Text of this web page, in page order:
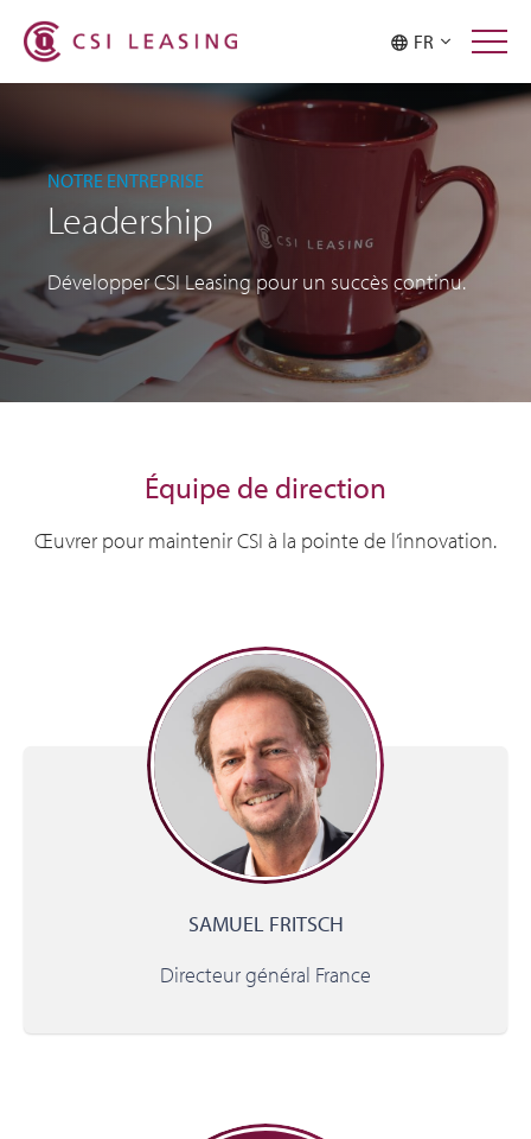
FR
NOTRE ENTREPRISE
Leadership
Développer CSI Leasing pour un succès continu.
Équipe de direction
Œuvrer pour maintenir CSI à la pointe de l’innovation.
SAMUEL FRITSCH
Directeur général France